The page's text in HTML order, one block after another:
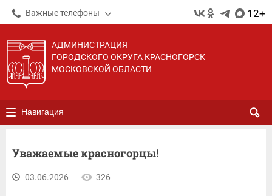
Важные телефоны 12+
АДМИНИСТРАЦИЯ
ГОРОДСКОГО ОКРУГА КРАСНОГОРСК
МОСКОВСКОЙ ОБЛАСТИ
Навигация
Уважаемые красногорцы!
03.06.2026 326